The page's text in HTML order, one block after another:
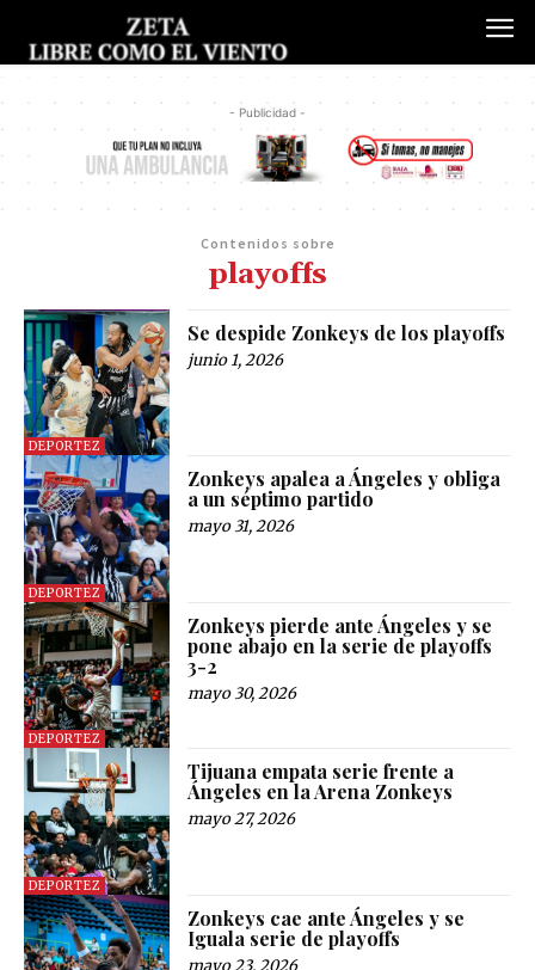
- Publicidad -
Contenidos sobre
playoffs
DEPORTEZ
Se despide Zonkeys de los playoffs
junio 1, 2026
DEPORTEZ
Zonkeys apalea a Ángeles y obliga
a un séptimo partido
mayo 31, 2026
DEPORTEZ
Zonkeys pierde ante Ángeles y se
pone abajo en la serie de playoffs
3-2
mayo 30, 2026
DEPORTEZ
Tijuana empata serie frente a
Ángeles en la Arena Zonkeys
mayo 27, 2026
Zonkeys cae ante Ángeles y se
Iguala serie de playoffs
mayo 23, 2026